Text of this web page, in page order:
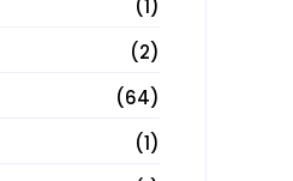
(1)
(2)
(64)
(1)